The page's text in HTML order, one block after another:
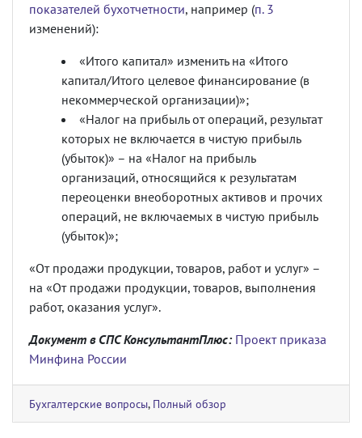
показателей бухотчетности, например (п. 3
изменений):
«Итого капитал» изменить на «Итого
капитал/Итого целевое финансирование (в
некоммерческой организации)»;
«Налог на прибыль от операций, результат
которых не включается в чистую прибыль
(убыток)» – на «Налог на прибыль
организаций, относящийся к результатам
переоценки внеоборотных активов и прочих
операций, не включаемых в чистую прибыль
(убыток)»;
«От продажи продукции, товаров, работ и услуг» –
на «От продажи продукции, товаров, выполнения
работ, оказания услуг».
Документ в СПС КонсультантПлюс: Проект приказа
Минфина России
Бухгалтерские вопросы, Полный обзор